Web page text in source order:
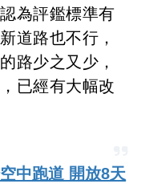
為評鑑標準有
道路也不行，
路少之又少，
已經有大幅改
中跑道 開放8天